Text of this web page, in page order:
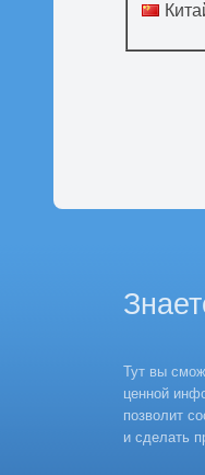
Тут вы
ценной
позволит
и сделать